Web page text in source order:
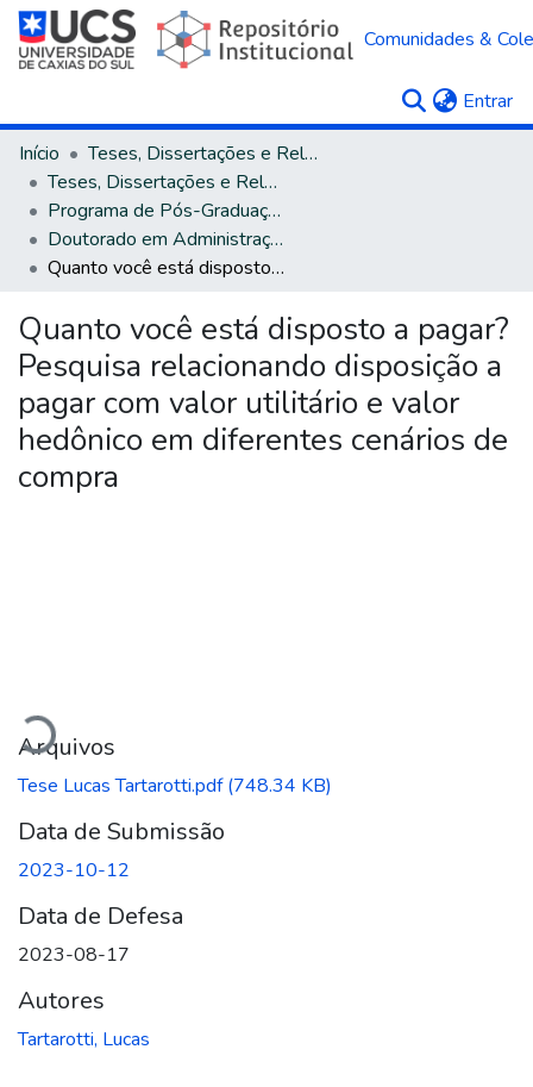
Comunidades &
Entrar
Início
Teses, Dissertações e Relatórios
Teses, Dissertações e Relatórios defendidos na UCS
Programa de Pós-Graduação em Administração
Doutorado em Administração
Quanto você está disposto a pagar? Pesquisa relacionando disposição a pagar com valor utilitário e valor hedônico em diferentes cenários de compra
Quanto você está disposto a pagar?
Pesquisa relacionando disposição a
pagar com valor utilitário e valor
hedônico em diferentes cenários de
compra
Carregando...
Arquivos
Tese Lucas Tartarotti.pdf(748.34 KB)
Data de Submissão
2023-10-12
Data de Defesa
2023-08-17
Autores
Tartarotti, Lucas